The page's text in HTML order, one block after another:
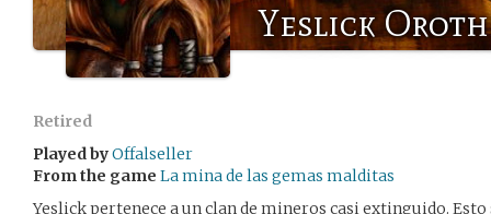
Yeslick
Retired
Played byOffalseller
From the game La mina de las gemas malditas
Yeslick pertenece a un clan de mineros casi extinguido. Esto